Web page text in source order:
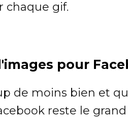
chaque gif.
pour
de moins bien et
reste le